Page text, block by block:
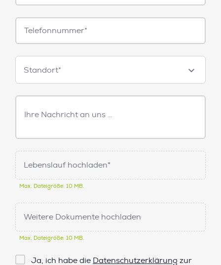
Telefonnummer
Standorte
Standort*
Freitext
Nachricht
Lebenslauf hochladen*
Max. Dateigröße: 10 MB.
Weitere Dokumente hochladen
Max. Dateigröße: 10 MB.
Checkbox
Ja, ich habe die Datenschutzerklärung zur